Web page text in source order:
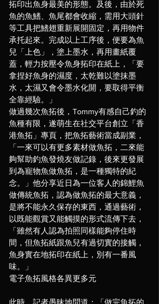
拓印出魚身最美的形態。及後，由於死
魚的魚鰭、魚尾都會收縮，需用大頭針
等工具把鰭翅重新展開固定，再用物件
承托起來。完成以上工序後，便要為魚
兒「上色」，塗上墨水，再用畫紙覆
蓋，輕力按壓令魚身拓印在紙上，「要
拿捏好魚身的濕度，太乾難以塗抹墨
水，太濕又會令墨水化開，要取得平衡
全靠經驗。」
做過幾次魚拓後，Tommy有感自己釣的
魚種有限，遂萌生在社交平台創立「香
港魚拓」專頁，把魚拓藝術當成副業，
「一來可以有更多素材做魚拓，二來能
夠幫助釣魚發燒友做記錄，後來更發展
到為寵物魚做魚拓，是一種獨特的紀
念。」他分享近日為一位客人的錦鯉魚
做傳統魚拓，認為做魚拓的最大意義，
是將不能永久保存的東西，通過藝術，
以既能觀賞又能觸摸的形式流傳下去，
「雖然有人認為拍照同樣能夠停住時
間，但魚拓紙跟魚兒有過切實的接觸，
魚身實在地拓印在紙上，別有一番風
味。」
電子魚拓風格各異更多元
此時，記者愚昧地問道：「做完魚拓的